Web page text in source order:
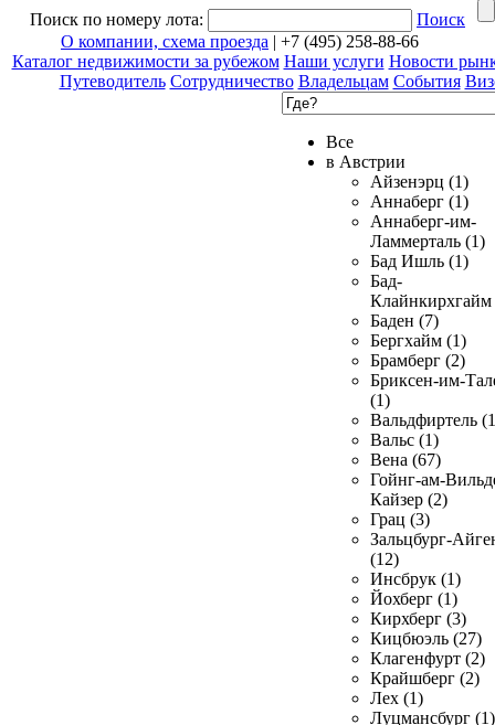
Поиск по номеру лота:
Поиск
О компании, схема проезда | +7 (495) 258-88-66
Каталог недвижимости за рубежом Наши услуги Новости
Путеводитель Сотрудничество Владельцам События
Все
в Австрии
Айзенэрц (1)
Аннаберг (1)
Аннаберг-им-
Ламмерталь (1)
Бад Ишль (1)
Бад-
Клайнкирхгайм
Баден (7)
Бергхайм (1)
Брамберг (2)
Бриксен-им-
(1)
Вальдфиртель
Вальс (1)
Вена (67)
Гойнг-ам-
Кайзер (2)
Грац (3)
Зальцбург-
(12)
Инсбрук (1)
Йохберг (1)
Кирхберг (3)
Кицбюэль (27)
Клагенфурт (2)
Крайшберг (2)
Лех (1)
Луцмансбург (1)